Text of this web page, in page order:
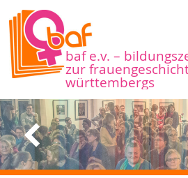
baf e.v. –
zur
württembergs